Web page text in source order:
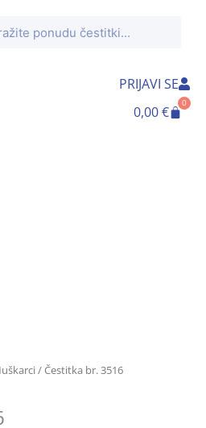
PRIJAVI SE
0,00€
0
Cart
/ Čestitka br. 3516